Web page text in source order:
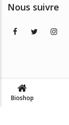
Nous suivre
© 2026 BIOSHOP
légales
Bioshop